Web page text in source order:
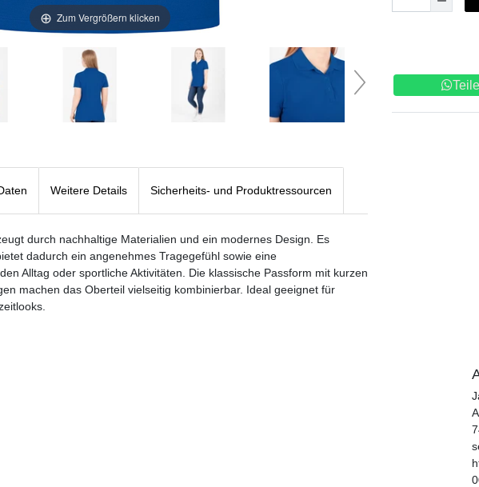
Zum Vergrößern klicken
Weitere Details Sicherheits- und Produktressourcen
durch nachhaltige Materialien und ein modernes Design. Es
dadurch ein angenehmes Tragegefühl sowie eine
Alltag oder sportliche Aktivitäten. Die klassische Passform mit kurzen
machen das Oberteil vielseitig kombinierbar. Ideal geeignet für